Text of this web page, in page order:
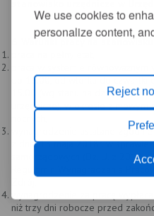
We use cookies to
personalize content,
Reject
6. Warunki pracy na stanowisku:
praca w systemie równoważnym
do 16.00, od wtorku do czwartki
15.00 (wg stanu na dzień
urzędnicze), w okresie
wynagrodzenie ustalane
z dnia 15 maja 2018r. w
samorządowych (Dz. U. z 2018
Regulamin Wynagradzania
wynagrodzenie za pracę
niż trzy dni robocze przed